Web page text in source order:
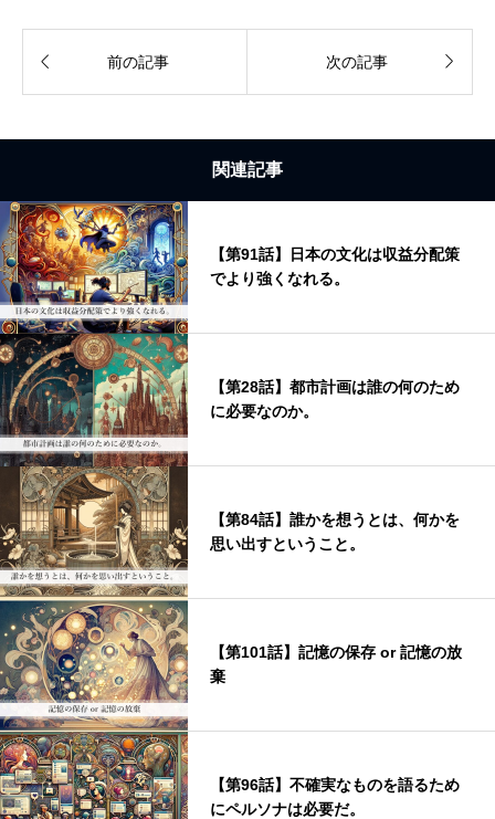
 前の記事 次の記事 
関連記事
【第91話】日本の文化は収益分配策
でより強くなれる。
【第28話】都市計画は誰の何のため
に必要なのか。
【第84話】誰かを想うとは、何かを
思い出すということ。
【第101話】記憶の保存 or 記憶の放
棄
【第96話】不確実なものを語るため
にペルソナは必要だ。